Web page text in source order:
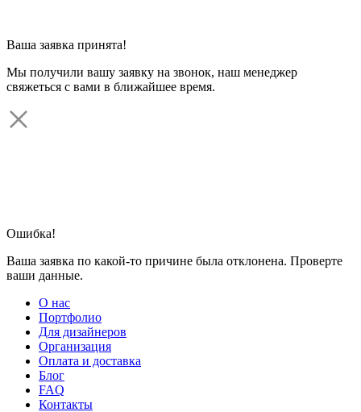
Ваша заявка принята!
Мы получили вашу заявку на звонок, наш менеджер
свяжеться с вами в ближайшее время.
Ошибка!
Ваша заявка по какой-то причине была отклонена. Проверте
ваши данные.
О нас
Портфолио
Для дизайнеров
Организация
Оплата и доставка
Блог
FAQ
Контакты